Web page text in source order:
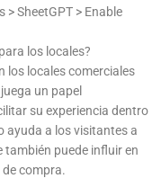
SheetGPT > Enable
los locales?
los locales comerciales
un papel
su experiencia dentro
ayuda a los visitantes a
puede influir en
compra.